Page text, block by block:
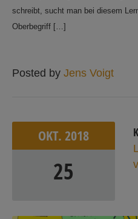
schreibt, sucht man bei diesem
Oberbegriff […]
Posted by Jens Voigt
OKT. 2018
25